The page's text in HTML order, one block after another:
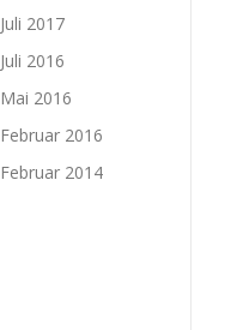
Juli 2017
Juli 2016
Mai 2016
Februar 2016
Februar 2014